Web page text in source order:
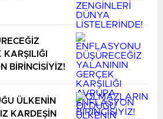
KARŞILIĞI
BİRİNCİSİYİZ!
ÜLKENİN
KARDEŞİN